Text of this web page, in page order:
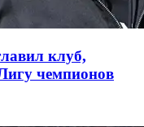
клуб,
чемпионов